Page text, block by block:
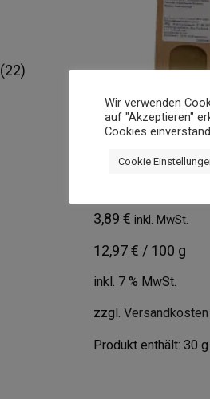
(22)
TIERRA, DIE
3,89 € inkl. MwSt.
12,97€ / 100 g
inkl. 7 % MwSt.
zzgl. Versandkosten
Produkt enthält: 30 g
Wir verwenden
auf "Akzeptieren"
Cookies
Cookie